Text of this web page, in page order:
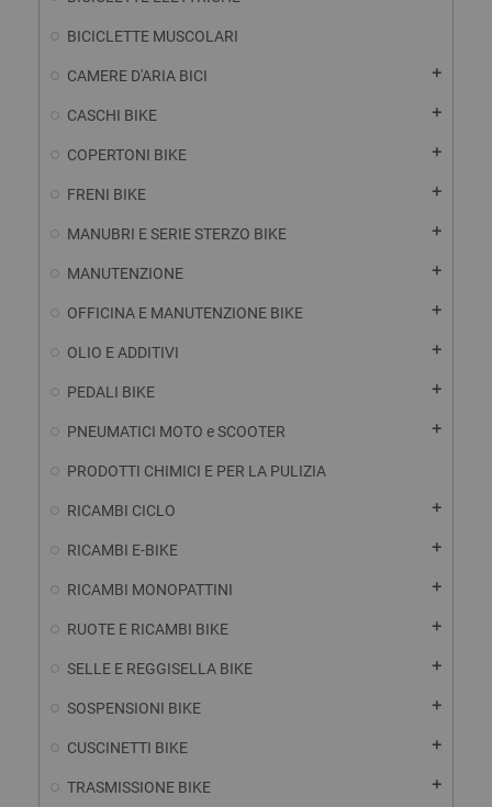
BICICLETTE MUSCOLARI
CAMERE D'ARIA BICI add
CASCHI BIKE add
COPERTONI BIKE add
FRENI BIKE add
MANUBRI E SERIE STERZO BIKE add
MANUTENZIONE add
OFFICINA E MANUTENZIONE BIKE add
OLIO E ADDITIVI add
PEDALI BIKE add
PNEUMATICI MOTO e SCOOTER add
PRODOTTI CHIMICI E PER LA PULIZIA
RICAMBI CICLO add
RICAMBI E-BIKE add
RICAMBI MONOPATTINI add
RUOTE E RICAMBI BIKE add
SELLE E REGGISELLA BIKE add
SOSPENSIONI BIKE add
CUSCINETTI BIKE add
TRASMISSIONE BIKE add